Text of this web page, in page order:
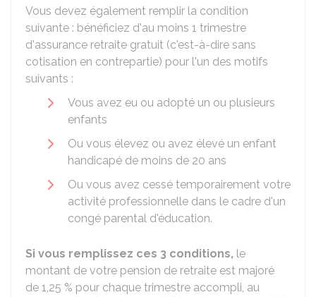
Vous devez également remplir la condition
suivante : bénéficiez d'au moins 1 trimestre
d'assurance retraite gratuit (c'est-à-dire sans
cotisation en contrepartie) pour l'un des motifs
suivants :
Vous avez eu ou adopté un ou plusieurs
enfants
Ou vous élevez ou avez élevé un enfant
handicapé de moins de 20 ans
Ou vous avez cessé temporairement votre
activité professionnelle dans le cadre d'un
congé parental d'éducation.
Si vous remplissez ces 3 conditions, le
montant de votre pension de retraite est majoré
de 1,25 % pour chaque trimestre accompli, au